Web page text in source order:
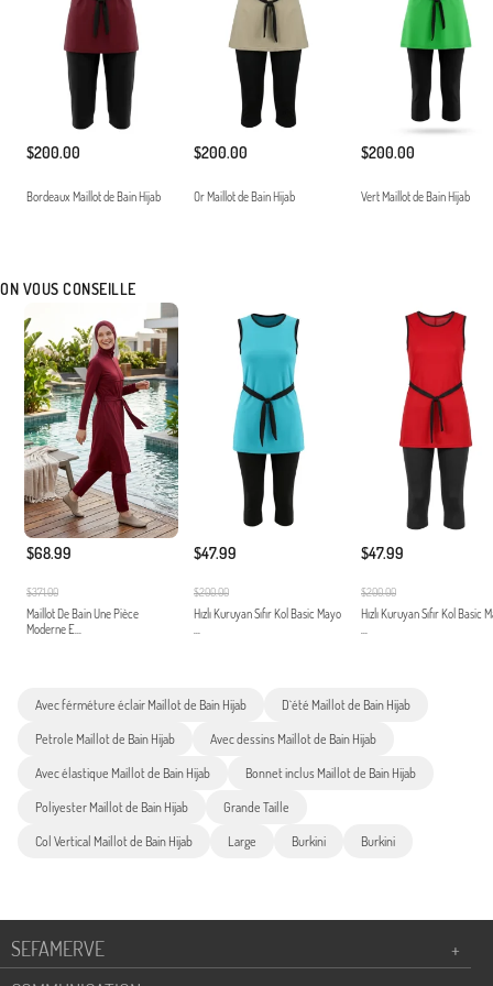
$200.00
Bordeaux Maillot de Bain Hijab
$200.00
Or Maillot de Bain Hijab
$200.00
Vert Maillot de Bain Hijab
ON VOUS CONSEILLE
$68.99
$371.00
Maillot De Bain Une Pièce
Moderne E...
$47.99
$200.00
Hızlı Kuruyan Sıfır Kol Basic Mayo
...
$47.99
$200.00
Hızlı Kuruyan Sıfır Kol Basic
...
Avec férméture éclair Maillot de Bain Hijab D`été Maillot de Bain Hijab
Petrole Maillot de Bain Hijab Avec dessins Maillot de Bain Hijab
Avec élastique Maillot de Bain Hijab Bonnet inclus Maillot de Bain Hijab
Poliyester Maillot de Bain Hijab Grande Taille
Col Vertical Maillot de Bain Hijab Large Burkini Burkini
SEFAMERVE
+